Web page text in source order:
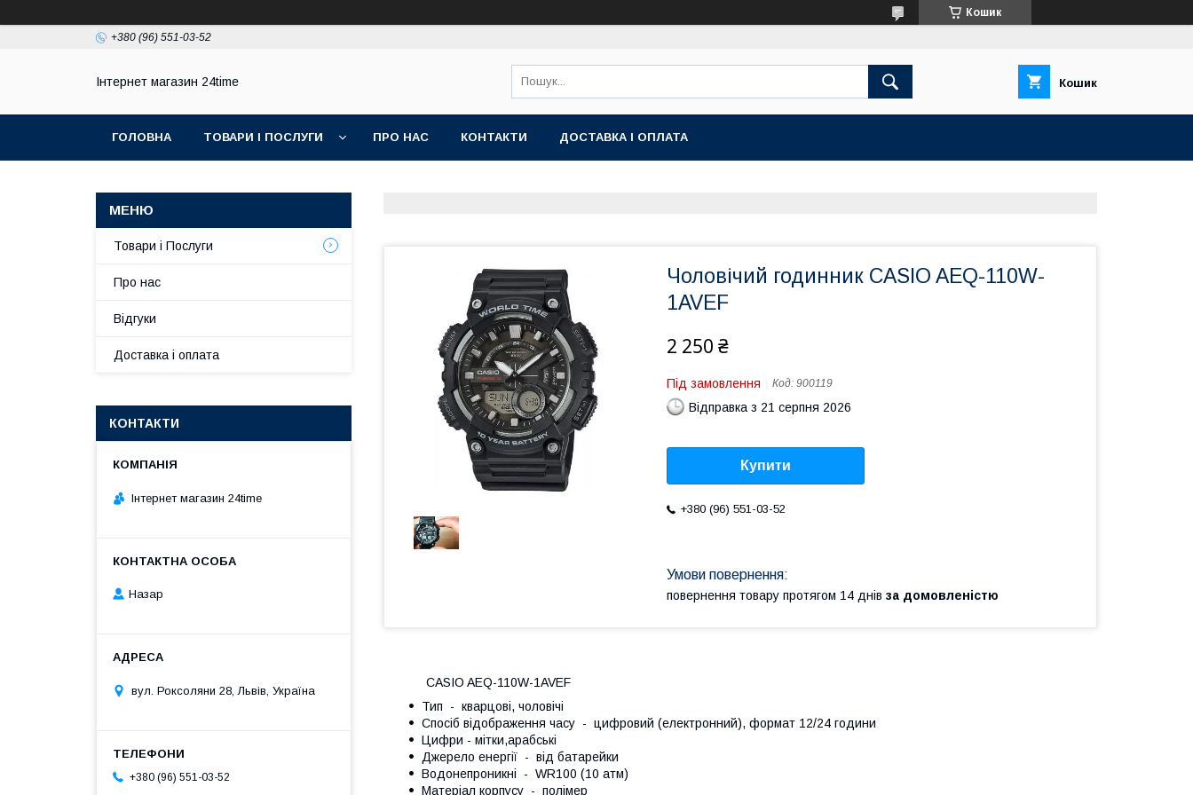
Кошик
+380 (96) 551-03-52
Інтернет магазин 24time Кошик
ГОЛОВНА ТОВАРИ І ПОСЛУГИ ПРО НАС КОНТАКТИ ДОСТАВКА І ОПЛАТА
Чоловічий годинник CASIO AEQ-110W-
1AVEF
2 250 ₴
Під замовлення Код: 900119
Відправка з 21 серпня 2026
Купити
+380 (96) 551-03-52
повернення товару протягом 14 днів за домовленістю
CASIO AEQ-110W-1AVEF
Тип - кварцові, чоловічі
Спосіб відображення часу - цифровий (електронний), формат 12/24 години
Цифри - мітки,арабські
Джерело енергії - від батарейки
Водонепроникні - WR100 (10 атм)
Матеріал корпусу - полімер
Товари і Послуги
Про нас
Відгуки
Доставка і оплата
КОНТАКТИ
Інтернет магазин 24time
Назар
вул. Роксоляни 28, Львів, Україна
+380 (96) 551-03-52